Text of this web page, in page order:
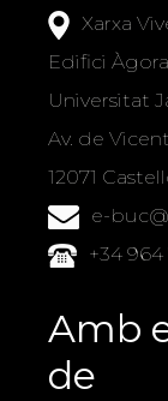
Xarxa
Edifici Àgora
Universitat
Av. de
12071
e-
+34 964
Amb
de